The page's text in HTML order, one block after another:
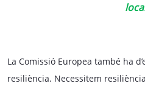
La Comissió Europea també ha
resiliència. Necessitem